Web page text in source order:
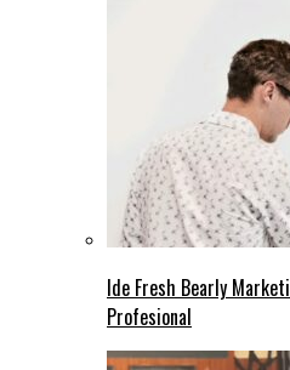
Ide Fresh Bearly
Profesional